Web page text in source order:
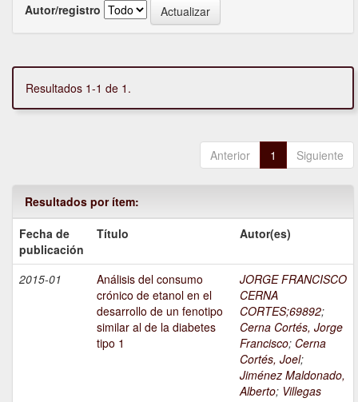
Autor/registro
Resultados 1-1 de 1.
Anterior 1 Siguiente
Resultados por ítem:
Fecha de
publicación
Título Autor(es)
2015-01
Análisis del consumo
crónico de etanol en el
desarrollo de un fenotipo
similar al de la diabetes
tipo 1
JORGE FRANCISCO
CERNA
CORTES;69892;
Cerna Cortés, Jorge
Francisco; Cerna
Cortés, Joel;
Jiménez Maldonado,
Alberto; Villegas